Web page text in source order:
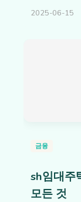
2025-06-15
금융
sh임대주
모든 것